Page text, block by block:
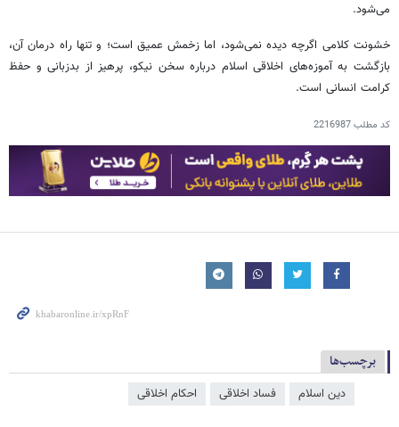
می‌شود.
خشونت کلامی اگرچه دیده نمی‌شود، اما زخمش عمیق است؛ و تنها راه درمان آن،
بازگشت به آموزه‌های اخلاقی اسلام درباره سخن نیکو، پرهیز از بدزبانی و حفظ
کرامت انسانی است.
کد مطلب2216987
برچسب‌ها
دین اسلام فساد اخلاقی احکام اخلاقی